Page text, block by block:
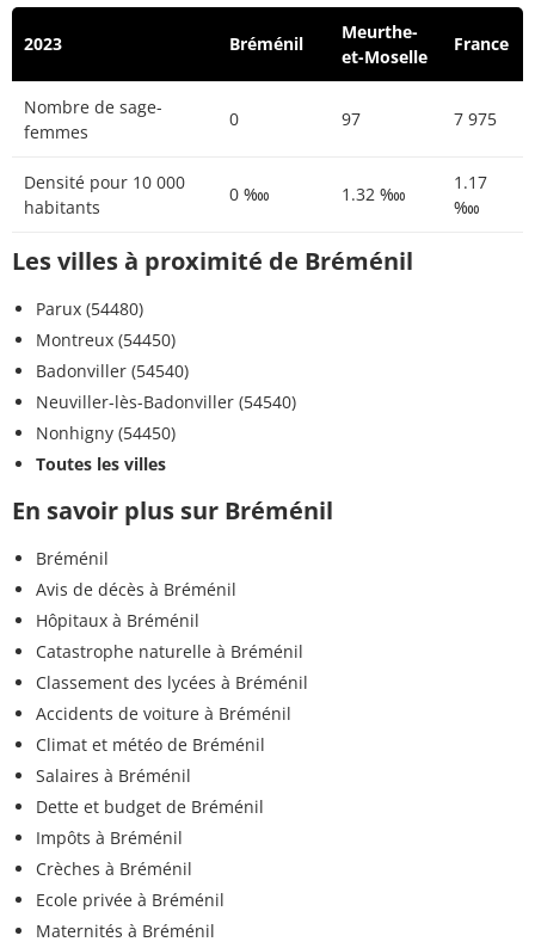
2023 Bréménil
Meurthe-
et-Moselle
France
Nombre de sage-
femmes
0 97 7 975
Densité pour 10 000
habitants
0 ‱ 1.32 ‱
1.17
‱
Les villes à proximité de Bréménil
Parux (54480)
Montreux (54450)
Badonviller (54540)
Neuviller-lès-Badonviller (54540)
Nonhigny (54450)
Toutes les villes
En savoir plus sur Bréménil
Bréménil
Avis de décès à Bréménil
Hôpitaux à Bréménil
Catastrophe naturelle à Bréménil
Classement des lycées à Bréménil
Accidents de voiture à Bréménil
Climat et météo de Bréménil
Salaires à Bréménil
Dette et budget de Bréménil
Impôts à Bréménil
Crèches à Bréménil
Ecole privée à Bréménil
Maternités à Bréménil